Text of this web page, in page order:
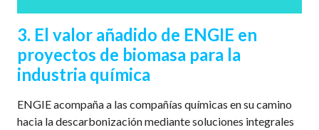
3. El valor añadido de ENGIE en
proyectos de biomasa para la
industria química
ENGIE acompaña a las compañías químicas en su camino
hacia la descarbonización mediante soluciones integrales